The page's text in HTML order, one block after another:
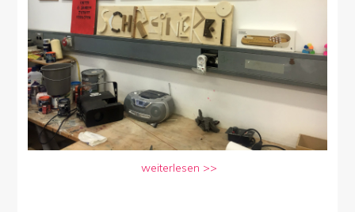
weiterlesen >>